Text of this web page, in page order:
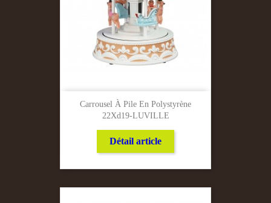
Carrousel À Pile En Polystyrène
22Xd19-LUVILLE
Détail article